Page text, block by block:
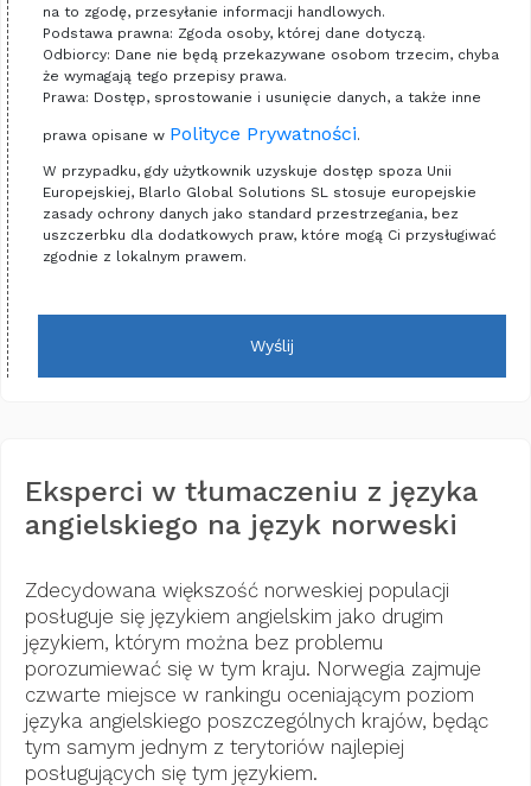
na to zgodę, przesyłanie informacji handlowych.
Podstawa prawna: Zgoda osoby, której dane dotyczą.
Odbiorcy: Dane nie będą przekazywane osobom trzecim, chyba
że wymagają tego przepisy prawa.
Prawa: Dostęp, sprostowanie i usunięcie danych, a także inne
prawa opisane w Polityce Prywatności.
W przypadku, gdy użytkownik uzyskuje dostęp spoza Unii
Europejskiej, Blarlo Global Solutions SL stosuje europejskie
zasady ochrony danych jako standard przestrzegania, bez
uszczerbku dla dodatkowych praw, które mogą Ci przysługiwać
zgodnie z lokalnym prawem.
Wyślij
Eksperci w tłumaczeniu z języka
angielskiego na język norweski
Zdecydowana większość norweskiej populacji
posługuje się językiem angielskim jako drugim
językiem, którym można bez problemu
porozumiewać się w tym kraju. Norwegia zajmuje
czwarte miejsce w rankingu oceniającym poziom
języka angielskiego poszczególnych krajów, będąc
tym samym jednym z terytoriów najlepiej
posługujących się tym językiem.